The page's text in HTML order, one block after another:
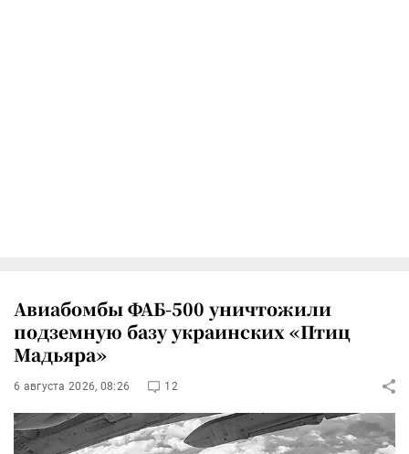
Авиабомбы ФАБ-500 уничтожили
подземную базу украинских «Птиц
Мадьяра»
6 августа 2026, 08:26 12